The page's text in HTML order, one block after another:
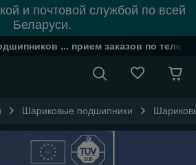
и почтовой службой по всей
Беларуси.
... прием заказов по
Шариковые подшипники